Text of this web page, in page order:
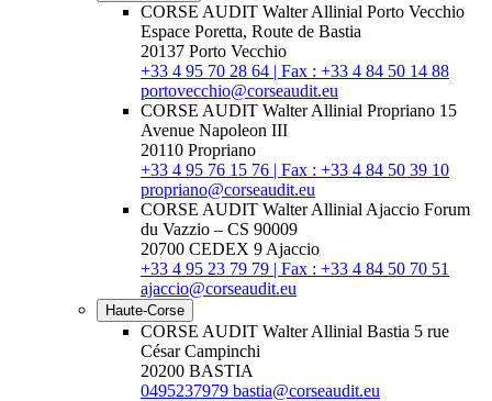
CORSE AUDIT Walter Allinial Porto Vecchio
Espace Poretta, Route de Bastia
20137 Porto Vecchio
+33 4 95 70 28 64 | Fax : +33 4 84 50 14 88
portovecchio@corseaudit.eu
CORSE AUDIT Walter Allinial Propriano 15
Avenue Napoleon III
20110 Propriano
+33 4 95 76 15 76 | Fax : +33 4 84 50 39 10
propriano@corseaudit.eu
CORSE AUDIT Walter Allinial Ajaccio Forum
du Vazzio – CS 90009
20700 CEDEX 9 Ajaccio
+33 4 95 23 79 79 | Fax : +33 4 84 50 70 51
ajaccio@corseaudit.eu
Haute-Corse
CORSE AUDIT Walter Allinial Bastia 5 rue
César Campinchi
20200 BASTIA
0495237979 bastia@corseaudit.eu